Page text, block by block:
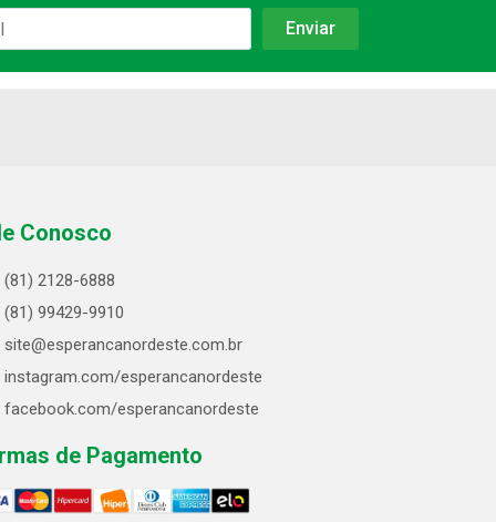
Conosco
(81) 2128-6888
(81) 99429-9910
site@esperancanordeste.com.br
instagram.com/esperancanordeste
facebook.com/esperancanordeste
de Pagamento